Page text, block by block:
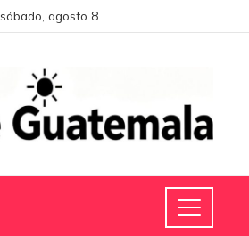
sábado, agosto 8